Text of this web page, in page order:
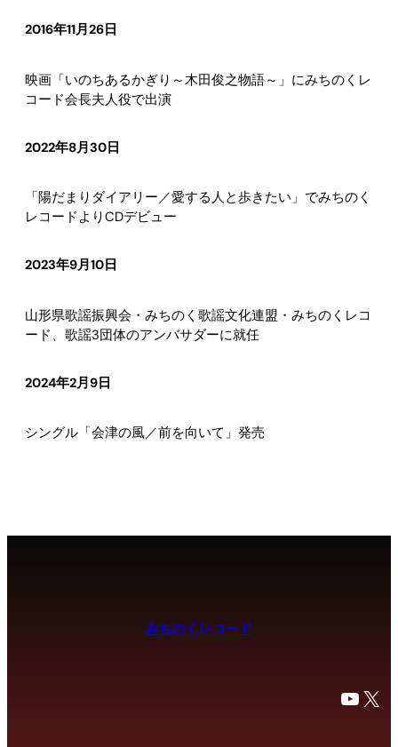
2016年11月26日
映画「いのちあるかぎり～木田俊之物語～」にみちのくレ
コード会長夫人役で出演
2022年8月30日
「陽だまりダイアリー／愛する人と歩きたい」でみちのく
レコードよりCDデビュー
2023年9月10日
山形県歌謡振興会・みちのく歌謡文化連盟・みちのくレコ
ード、歌謡3団体のアンバサダーに就任
2024年2月9日
シングル「会津の風／前を向いて」発売
みちのくレコード
YouTube X